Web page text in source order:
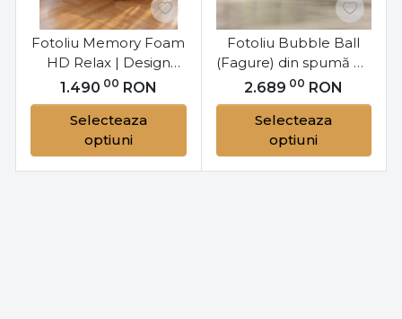
Fotoliu Memory Foam
HD Relax | Design
Modular | 5 Culori
Disponibile | Moises
1.490 00 RON
Selecteaza
optiuni
Fotoliu Bubble Ball
(Fagure) din spumă cu
memorie HD – design
modern și confort
premium
2.689 00 RON
Selecteaza
optiuni